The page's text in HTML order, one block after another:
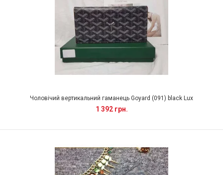
Чоловічий вертикальний гаманець Goyard (091) black Lux
1 392 грн.